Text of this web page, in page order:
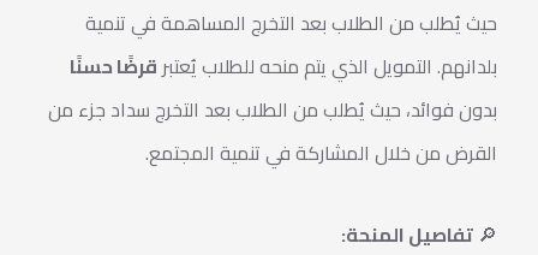
حيث يُطلب من الطلاب بعد التخرج المساهمة في تنمية
بلدانهم. التمويل الذي يتم منحه للطلاب يُعتبرقرضًا حسنًا
بدون فوائد، حيث يُطلب من الطلاب بعد التخرج سداد جزء من
القرض من خلال المشاركة في تنمية المجتمع.
🔎 تفاصيل المنحة: